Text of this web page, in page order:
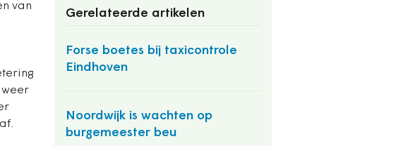
Gerelateerde artikelen
Forse boetes bij taxicontrole
Eindhoven
Noordwijk is wachten op
burgemeester beu
van